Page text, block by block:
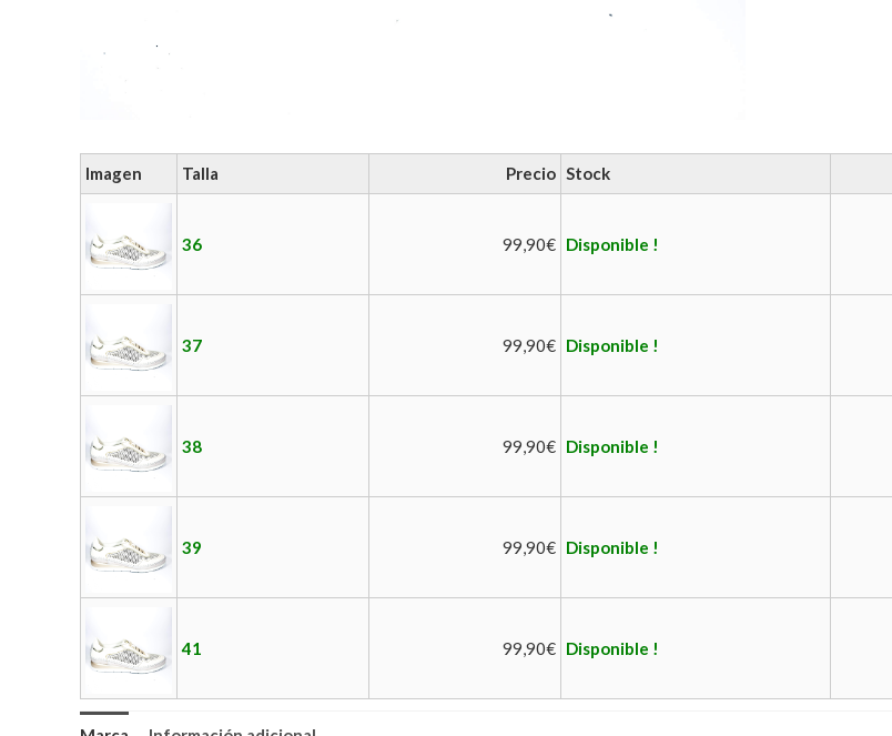
Imagen Talla Precio Stock
36 99,90€ Disponible !
37 99,90€ Disponible !
38 99,90€ Disponible !
39 99,90€ Disponible !
41 99,90€ Disponible !